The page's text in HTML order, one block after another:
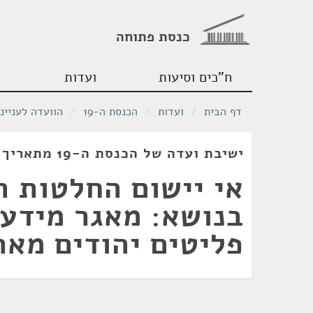
כנסת פתוחה
ח"כים וסיעות ועדות
דף הבית / ועדות / הכנסת ה-19 / הוועדה
ישיבת ועדה של הכנסת ה-19 מתאריך 25/11/2013
אי יישום
בנושא: מאגר
פליטים יהודים